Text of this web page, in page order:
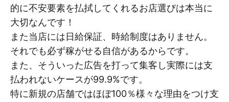
的に不安要素を払拭してくれるお店選びは本当に
大切なんです！
また当店には日給保証、時給制度はありません。
それでも必ず稼がせる自信があるからです。
また、そういった広告を打って集客し実際には支
払われないケースが99.9%です。
特に新規の店舗ではほぼ100％様々な理由をつけ支